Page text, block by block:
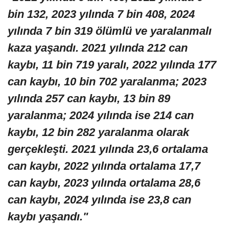
bin 132, 2023 yılında 7 bin 408, 2024
yılında 7 bin 319 ölümlü ve yaralanmalı
kaza yaşandı. 2021 yılında 212 can
kaybı, 11 bin 719 yaralı, 2022 yılında 177
can kaybı, 10 bin 702 yaralanma; 2023
yılında 257 can kaybı, 13 bin 89
yaralanma; 2024 yılında ise 214 can
kaybı, 12 bin 282 yaralanma olarak
gerçekleşti. 2021 yılında 23,6 ortalama
can kaybı, 2022 yılında ortalama 17,7
can kaybı, 2023 yılında ortalama 28,6
can kaybı, 2024 yılında ise 23,8 can
kaybı yaşandı."